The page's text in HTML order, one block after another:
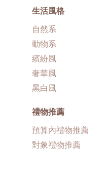
生活風格
自然系
動物系
繽紛風
奢華風
黑白風
禮物推薦
預算內禮物推薦
對象禮物推薦